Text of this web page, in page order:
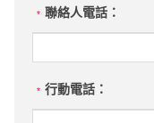
* 聯絡人電話：
* 行動電話：